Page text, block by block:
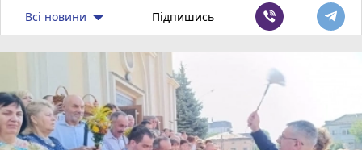
Всі новини Підпишись